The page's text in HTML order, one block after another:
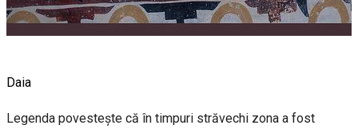
Daia
Legenda povestește că în timpuri străvechi zona a fost